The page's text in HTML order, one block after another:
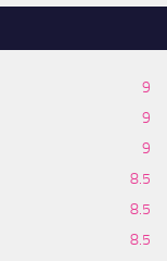
9
9
9
8.5
8.5
8.5